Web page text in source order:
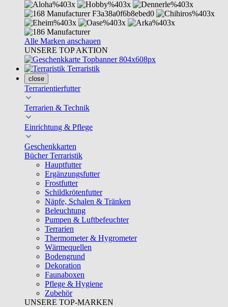
Alle Marken anschauen
UNSERE TOP AKTION
Terraristik
close
Terrarientierfutter
Terrarien & Technik
Einrichtung & Pflege
Geschenkkarten
Bücher Terraristik
Hauptfutter
Ergänzungsfutter
Frostfutter
Schildkrötenfutter
Näpfe, Schalen & Tränken
Beleuchtung
Pumpen & Luftbefeuchter
Terrarien
Thermometer & Hygrometer
Wärmequellen
Bodengrund
Dekoration
Faunaboxen
Pflege & Hygiene
Zubehör
UNSERE TOP-MARKEN